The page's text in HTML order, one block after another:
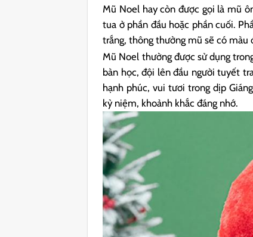
Mũ Noel hay còn được gọi là mũ
tua ở phần đầu hoặc phần cuối.
trắng, thông thường mũ sẽ có màu
Mũ Noel thường được sử dụng
bàn học, đội lên đầu người tuyết
hạnh phúc, vui tươi trong dịp
kỷ niệm, khoảnh khắc đáng nhớ.